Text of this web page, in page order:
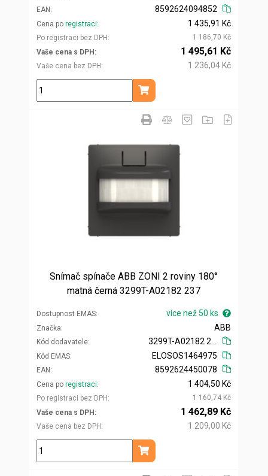
EAN
8592624094852
Cena po registraci
Po registraci bez DPH
1 435,91 Kč
1 186,70 Kč
Vaše cena s DPH
Vaše cena bez DPH
1 495,61 Kč
1 236,04 Kč
ks
Přidat do košíku
Snímač spínače ABB ZONI 2 roviny 180°
matná černá 3299T-A02182 237
Dostupnost EMAS více než 50 ks
Značka
Kód dodavatele
ABB
Kód EMAS
EAN
ELOSOS1464975
8592624450078
Cena po registraci
Po registraci bez DPH
1 404,50 Kč
1 160,74 Kč
Vaše cena s DPH
Vaše cena bez DPH
1 462,89 Kč
1 209,00 Kč
ks
Přidat do košíku